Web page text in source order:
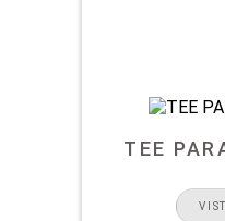
TEE